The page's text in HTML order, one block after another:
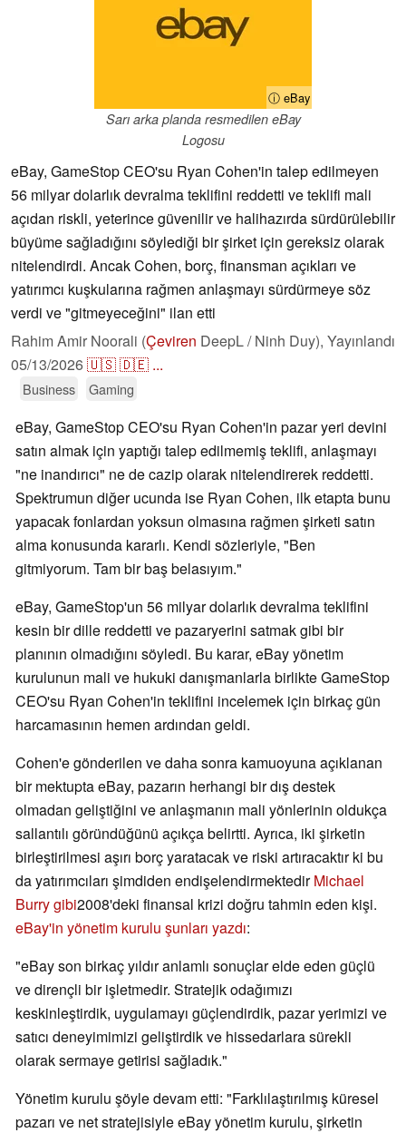
ⓘ eBay
Sarı arka planda resmedilen eBay
Logosu
eBay, GameStop CEO'su Ryan Cohen'in talep edilmeyen
56 milyar dolarlık devralma teklifini reddetti ve teklifi mali
açıdan riskli, yeterince güvenilir ve halihazırda sürdürülebilir
büyüme sağladığını söylediği bir şirket için gereksiz olarak
nitelendirdi. Ancak Cohen, borç, finansman açıkları ve
yatırımcı kuşkularına rağmen anlaşmayı sürdürmeye söz
verdi ve "gitmeyeceğini" ilan etti
Rahim Amir Noorali (Çeviren DeepL / Ninh Duy), Yayınlandı
05/13/2026🇺🇸🇩🇪 ...
Business Gaming
eBay, GameStop CEO'su Ryan Cohen'in pazar yeri devini
satın almak için yaptığı talep edilmemiş teklifi, anlaşmayı
"ne inandırıcı" ne de cazip olarak nitelendirerek reddetti.
Spektrumun diğer ucunda ise Ryan Cohen, ilk etapta bunu
yapacak fonlardan yoksun olmasına rağmen şirketi satın
alma konusunda kararlı. Kendi sözleriyle, "Ben
gitmiyorum. Tam bir baş belasıyım."
eBay, GameStop'un 56 milyar dolarlık devralma teklifini
kesin bir dille reddetti ve pazaryerini satmak gibi bir
planının olmadığını söyledi. Bu karar, eBay yönetim
kurulunun mali ve hukuki danışmanlarla birlikte GameStop
CEO'su Ryan Cohen'in teklifini incelemek için birkaç gün
harcamasının hemen ardından geldi.
Cohen'e gönderilen ve daha sonra kamuoyuna açıklanan
bir mektupta eBay, pazarın herhangi bir dış destek
olmadan geliştiğini ve anlaşmanın mali yönlerinin oldukça
sallantılı göründüğünü açıkça belirtti. Ayrıca, iki şirketin
birleştirilmesi aşırı borç yaratacak ve riski artıracaktır ki bu
da yatırımcıları şimdiden endişelendirmektedirMichael
Burry gibi2008'deki finansal krizi doğru tahmin eden kişi.
eBay'in yönetim kurulu şunları yazdı:
"eBay son birkaç yıldır anlamlı sonuçlar elde eden güçlü
ve dirençli bir işletmedir. Stratejik odağımızı
keskinleştirdik, uygulamayı güçlendirdik, pazar yerimizi ve
satıcı deneyimimizi geliştirdik ve hissedarlara sürekli
olarak sermaye getirisi sağladık."
Yönetim kurulu şöyle devam etti: "Farklılaştırılmış küresel
pazarı ve net stratejisiyle eBay yönetim kurulu, şirketin